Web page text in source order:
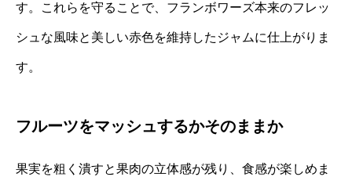
す。これらを守ることで、フランボワーズ本来のフレッ
シュな風味と美しい赤色を維持したジャムに仕上がりま
す。
フルーツをマッシュするかそのままか
果実を粗く潰すと果肉の立体感が残り、食感が楽しめま